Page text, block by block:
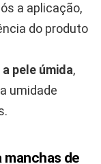
a aplicação,
do produto
pele úmida,
umidade
manchas de